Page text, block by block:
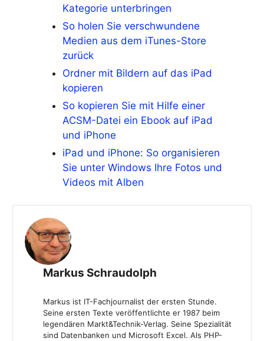
Kategorie unterbringen
So holen Sie verschwundene
Medien aus dem iTunes-Store
zurück
Ordner mit Bildern auf das iPad
kopieren
So kopieren Sie mit Hilfe einer
ACSM-Datei ein Ebook auf iPad
und iPhone
iPad und iPhone: So organisieren
Sie unter Windows Ihre Fotos und
Videos mit Alben
Markus Schraudolph
Markus ist IT-Fachjournalist der ersten Stunde.
Seine ersten Texte veröffentlichte er 1987 beim
legendären Markt&Technik-Verlag. Seine Spezialität
sind Datenbanken und Microsoft Excel. Als PHP-